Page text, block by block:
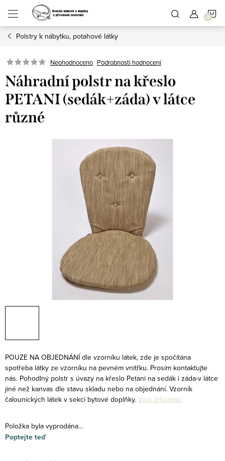
obsah
Polstry k nábytku, potahové látky
Neohodnoceno Podrobnosti hodnocení
Náhradní polstr na křeslo
PETANI (sedák+záda) v látce
různé
POUZE NA OBJEDNÁNÍ dle vzorníku látek, zde je spočítána
spotřeba látky ze vzorníku na pevném vnitřku. Prosím kontaktujte
nás. Pohodlný polstr s úvazy na křeslo Petani na sedák i záda-v látce
jiné než kanvas dle stavu skladu nebo na objednání. Vzorník
čalounických látek v sekci bytové doplňky. Více informací
Položka byla vyprodána…
Poptejte teď